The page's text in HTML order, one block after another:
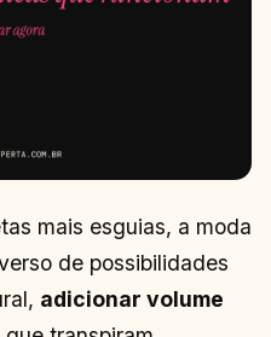
mais esguias, a moda
de possibilidades
adicionar volume